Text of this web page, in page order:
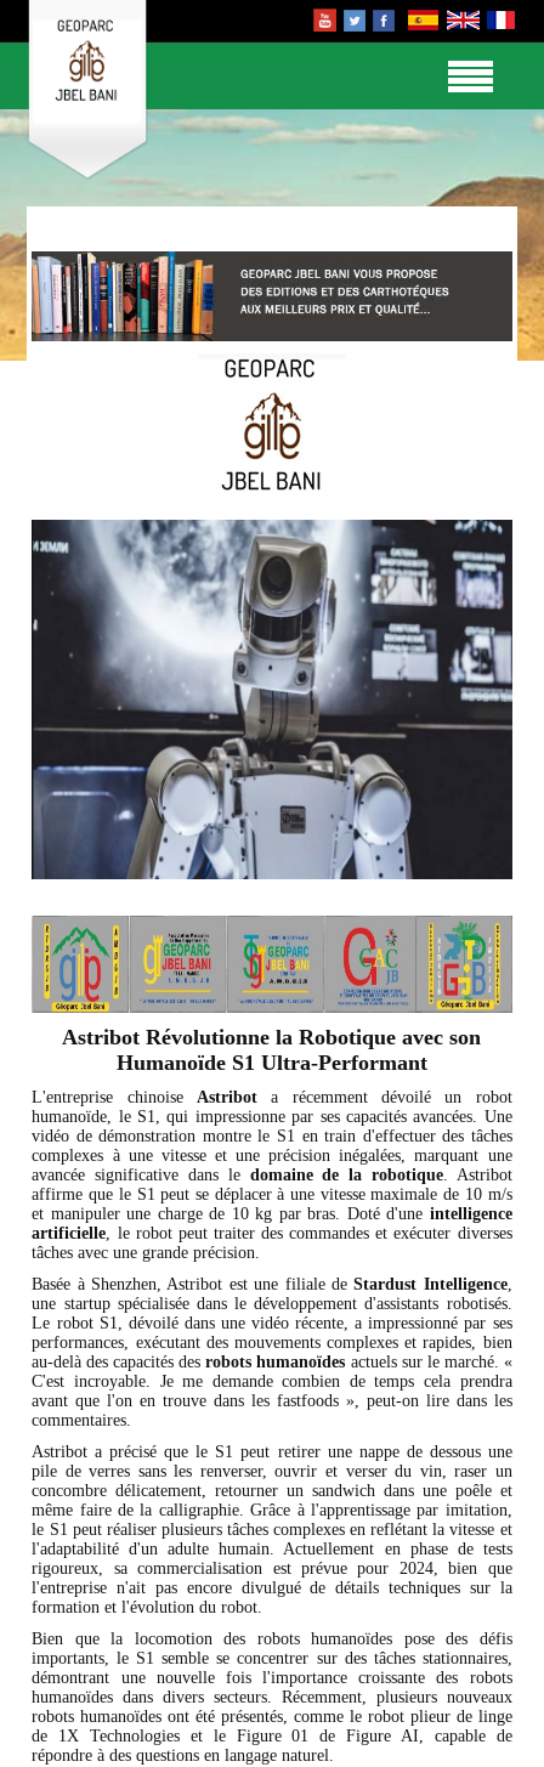
Astribot Révolutionne la Robotique avec son
Humanoïde S1 Ultra-Performant
L'entreprise chinoiseAstribot a récemment dévoilé un robot
humanoïde, le S1, qui impressionne par ses capacités avancées. Une
vidéo de démonstration montre le S1 en train d'effectuer des tâches
complexes à une vitesse et une précision inégalées, marquant une
avancée significative dans le domaine de la robotique. Astribot
affirme que le S1 peut se déplacer à une vitesse maximale de 10 m/s
et manipuler une charge de 10 kg par bras. Doté d'une intelligence
artificielle, le robot peut traiter des commandes et exécuter diverses
tâches avec une grande précision.
Basée à Shenzhen, Astribot est une filiale deStardust Intelligence,
une startup spécialisée dans le développement d'assistants robotisés.
Le robot S1, dévoilé dans une vidéo récente, a impressionné par ses
performances, exécutant des mouvements complexes et rapides, bien
au-delà des capacités desrobots humanoïdes actuels sur le marché. «
C'est incroyable. Je me demande combien de temps cela prendra
avant que l'on en trouve dans les fastfoods », peut-on lire dans les
commentaires.
Astribot a précisé que le S1 peut retirer une nappe de dessous une
pile de verres sans les renverser, ouvrir et verser du vin, raser un
concombre délicatement, retourner un sandwich dans une poêle et
même faire de la calligraphie. Grâce à l'apprentissage par imitation,
le S1 peut réaliser plusieurs tâches complexes en reflétant la vitesse et
l'adaptabilité d'un adulte humain. Actuellement en phase de tests
rigoureux, sa commercialisation est prévue pour 2024, bien que
l'entreprise n'ait pas encore divulgué de détails techniques sur la
formation et l'évolution du robot.
Bien que la locomotion des robots humanoïdes pose des défis
importants, le S1 semble se concentrer sur des tâches stationnaires,
démontrant une nouvelle fois l'importance croissante des robots
humanoïdes dans divers secteurs. Récemment, plusieurs nouveaux
robots humanoïdes ont été présentés, comme le robot plieur de linge
de 1X Technologies et le Figure 01 de Figure AI, capable de
répondre à des questions en langage naturel.